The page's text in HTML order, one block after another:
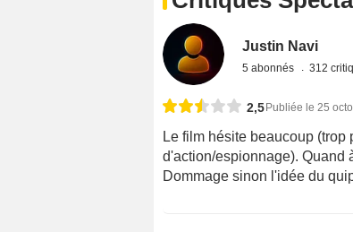
Justin Navi
5 abonnés 312
2,5Publiée le 25
Le film hésite beaucoup
d'action/espionnage). Quand
Dommage sinon l'idée du